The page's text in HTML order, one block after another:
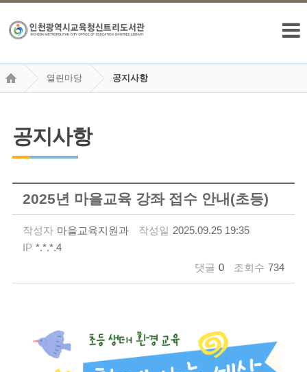
열린마당 공지사항
공지사항
2025년 마을교육 강좌 접수 안내(초등)
작성자 마을교육지원과 작성일 2025.09.25 19:35
IP *.*.*.4
댓글 0 조회수 734